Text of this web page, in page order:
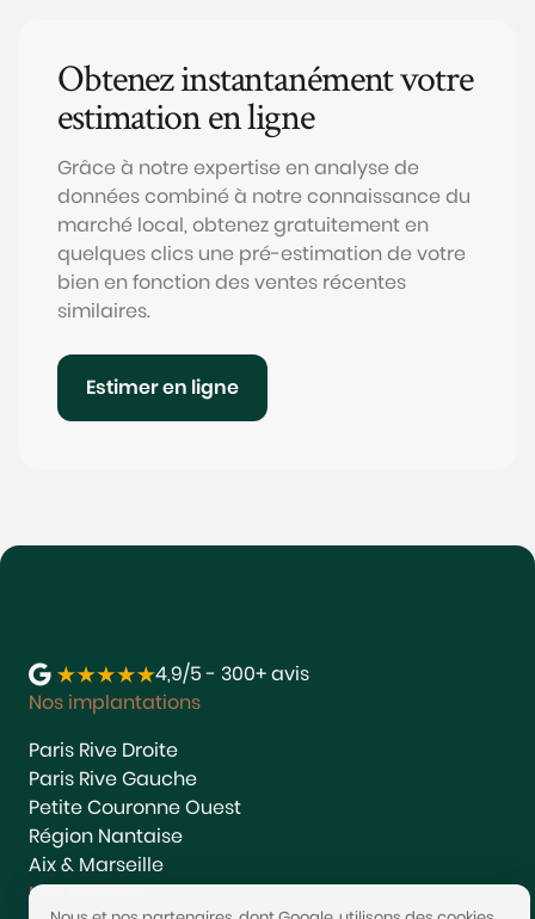
Obtenez instantanément votre
estimation en ligne
Grâce à notre expertise en analyse de
données combiné à notre connaissance du
marché local, obtenez gratuitement en
quelques clics une pré-estimation de votre
bien en fonction des ventes récentes
similaires.
Estimer en ligne
4,9/5 - 300+ avis
Nos implantations
Paris Rive Droite
Paris Rive Gauche
Petite Couronne Ouest
Région Nantaise
Aix & Marseille
Nos services